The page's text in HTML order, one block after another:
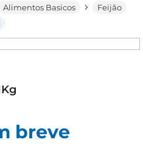
Alimentos Basicos
Feijão
breve